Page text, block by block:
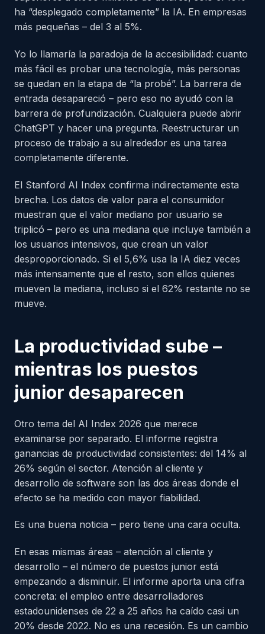
ha “desplegado completamente” la IA. En empresas
más pequeñas – del 3 al 5%.
Yo lo llamaría la paradoja de la accesibilidad: cuanto
más fácil es probar una tecnología, más personas
se quedan en la etapa de “la probé”. La barrera de
entrada desapareció – pero eso no ayudó con la
barrera de profundización. Cualquiera puede abrir
ChatGPT y hacer una pregunta. Reestructurar un
proceso de trabajo a su alrededor es una tarea
completamente diferente.
El Stanford AI Index confirma indirectamente esta
brecha. Los datos de valor para el consumidor
muestran que el valor mediano por usuario se
triplicó – pero es una mediana que incluye también a
los usuarios intensivos, que crean un valor
desproporcionado. Si el 5,6% usa la IA diez veces
más intensamente que el resto, son ellos quienes
mueven la mediana, incluso si el 62% restante no se
mueve.
La productividad sube –
mientras los puestos
junior desaparecen
Otro tema del AI Index 2026 que merece
examinarse por separado. El informe registra
ganancias de productividad consistentes: del 14% al
26% según el sector. Atención al cliente y
desarrollo de software son las dos áreas donde el
efecto se ha medido con mayor fiabilidad.
Es una buena noticia – pero tiene una cara oculta.
En esas mismas áreas – atención al cliente y
desarrollo – el número de puestos junior está
empezando a disminuir. El informe aporta una cifra
concreta: el empleo entre desarrolladores
estadounidenses de 22 a 25 años ha caído casi un
20% desde 2022. No es una recesión. Es un cambio